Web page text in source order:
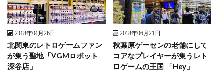
2018年04月26日
北関東のレトロゲームファン
が集う聖地「VGMロボット
深谷店」
2018年06月21日
秋葉原ゲーセンの老舗にして
コアなプレイヤーが集うレト
ロゲームの王国 「Hey」